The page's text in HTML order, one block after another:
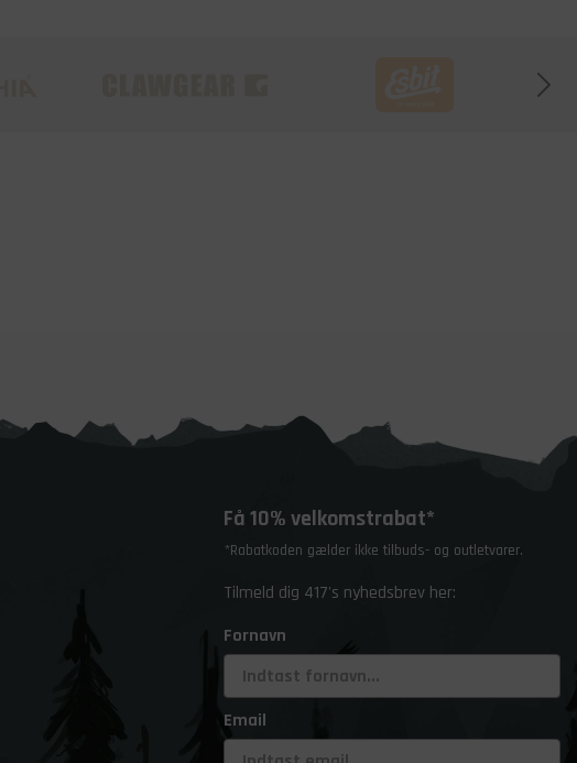
Få 10% velkomstrabat*
*Rabatkoden gælder ikke tilbuds- og outletvarer.
Tilmeld dig 417's nyhedsbrev her:
Fornavn
Email